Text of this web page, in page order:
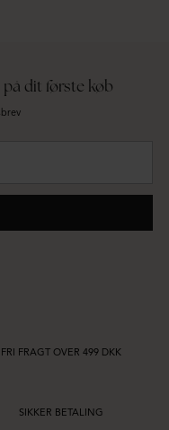
på dit første køb
FRI FRAGT OVER 499 DKK
SIKKER BETALING